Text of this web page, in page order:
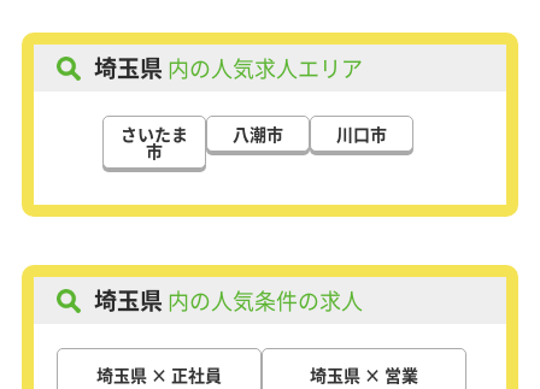
埼玉県 内の人気求人エリア
さいたま
市
八潮市 川口市
埼玉県 内の人気条件の求人
埼玉県 × 正社員 埼玉県 × 営業